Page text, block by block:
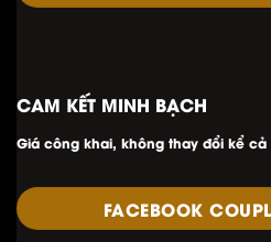
CAM KẾT MINH BẠCH
Giá công khai, không thay đổi kể cả
FACEBOOK